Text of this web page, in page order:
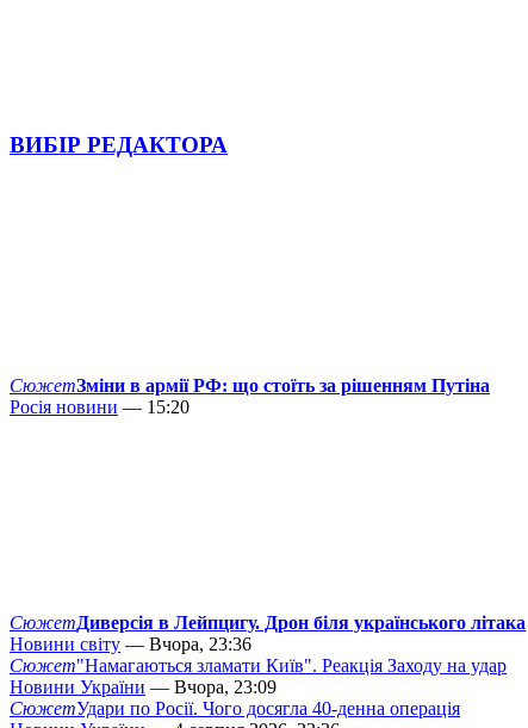
ВИБІР РЕДАКТОРА
СюжетЗміни в армії РФ: що стоїть за рішенням Путіна
Росія новини — 15:20
СюжетДиверсія в Лейпцигу. Дрон біля українського літака
Новини світу — Вчора, 23:36
Сюжет"Намагаються зламати Київ". Реакція Заходу на удар
Новини України — Вчора, 23:09
СюжетУдари по Росії. Чого досягла 40-денна операція